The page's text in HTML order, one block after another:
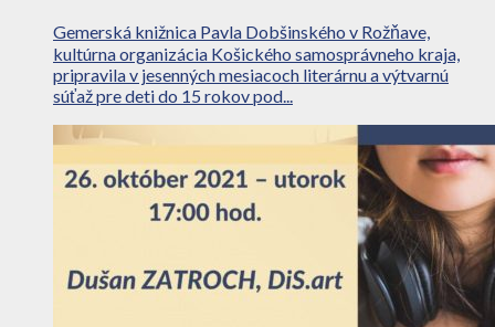
Gemerská knižnica Pavla Dobšinského v Rožňave,
kultúrna organizácia Košického samosprávneho kraja,
pripravila v jesenných mesiacoch literárnu a výtvarnú
súťaž pre deti do 15 rokov pod...